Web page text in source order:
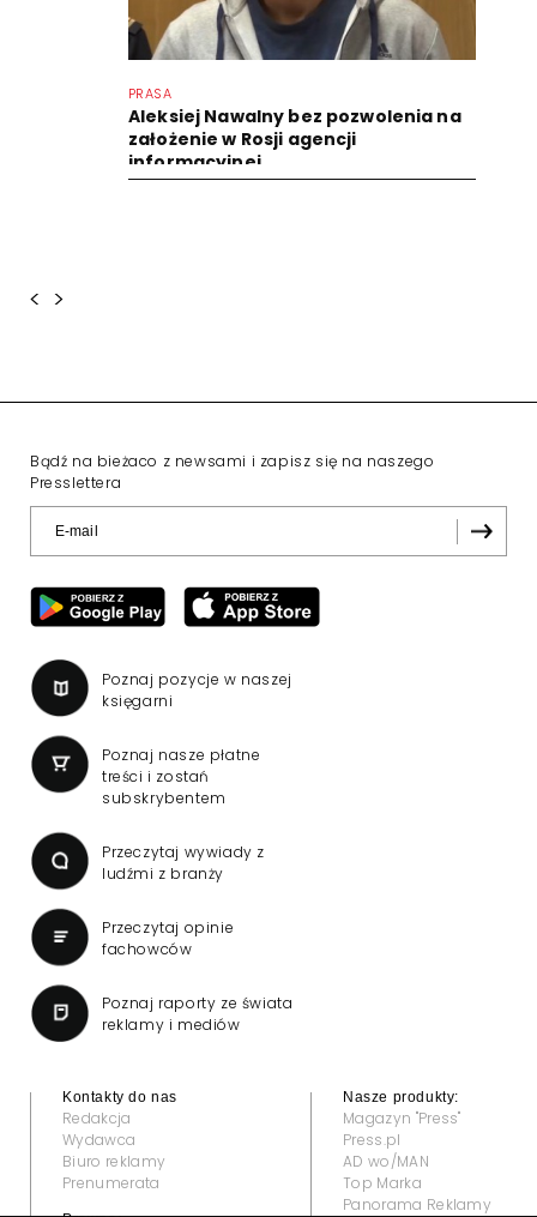
PRASA
Aleksiej Nawalny bez pozwolenia na
założenie w Rosji agencji
informacyjnej
< >
Bądź na bieżaco z newsami i zapisz się na naszego
Presslettera
Poznaj pozycje w naszej
księgarni
Poznaj nasze płatne
treści i zostań
subskrybentem
Przeczytaj wywiady z
ludźmi z branży
Przeczytaj opinie
fachowców
Poznaj raporty ze świata
reklamy i mediów
Kontakty do nas
Redakcja
Wydawca
Biuro reklamy
Prenumerata
Nasze produkty:
Magazyn "Press"
Press.pl
AD wo/MAN
Top Marka
Panorama Reklamy